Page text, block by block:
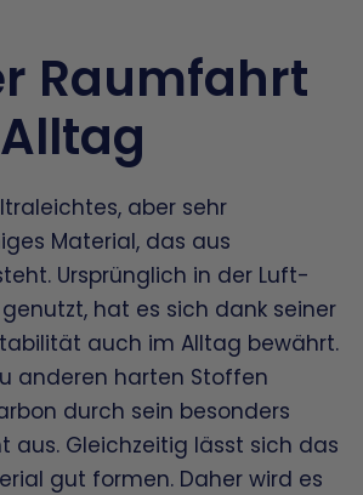
Raumfahrt
aber sehr
Material, das aus
Ursprünglich in der Luft-
hat es sich dank seiner
auch im Alltag bewährt.
anderen harten Stoffen
durch sein besonders
aus. Gleichzeitig lässt sich das
gut formen. Daher wird es